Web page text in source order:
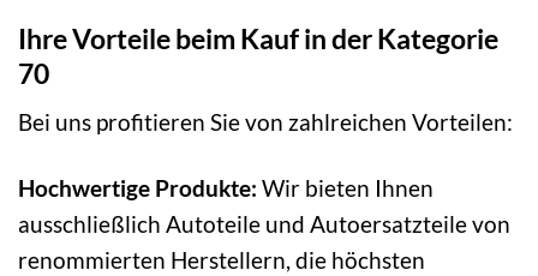
Ihre Vorteile beim Kauf in der Kategorie
70
Bei uns profitieren Sie von zahlreichen Vorteilen:
Hochwertige Produkte: Wir bieten Ihnen
ausschließlich Autoteile und Autoersatzteile von
renommierten Herstellern, die höchsten